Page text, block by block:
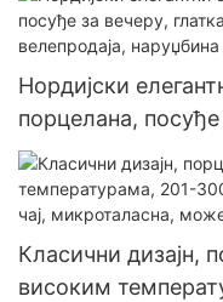
догађаје,
Нордијски
порцелана, посуђе
за ресторан,
прехрамбене
Класични дизајн,
високим